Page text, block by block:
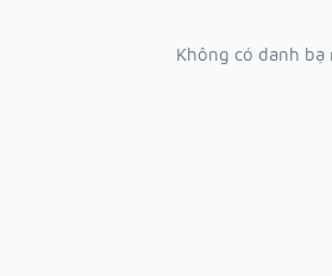
Không có danh bạ